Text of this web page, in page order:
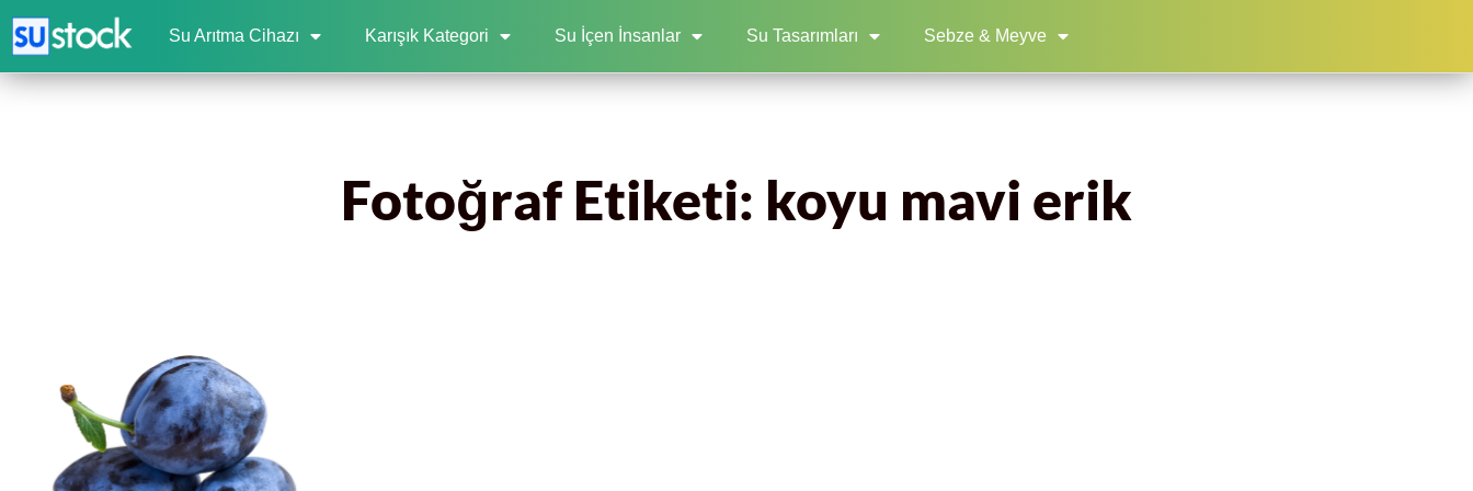
Su Arıtma Cihazı Karışık Kategori Su İçen İnsanlar Su Tasarımları Sebze & Meyve
Fotoğraf Etiketi: koyu mavi erik